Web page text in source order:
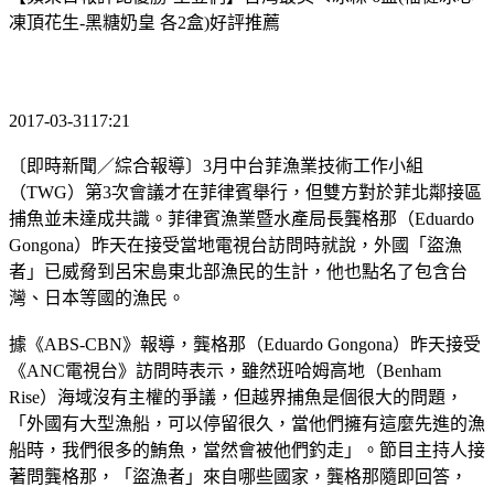
凍頂花生-黑糖奶皇 各2盒)好評推薦
2017-03-3117:21
〔即時新聞／綜合報導〕3月中台菲漁業技術工作小組
（TWG）第3次會議才在菲律賓舉行，但雙方對於菲北鄰接區
捕魚並未達成共識。菲律賓漁業暨水產局長龔格那（Eduardo
Gongona）昨天在接受當地電視台訪問時就說，外國「盜漁
者」已威脅到呂宋島東北部漁民的生計，他也點名了包含台
灣、日本等國的漁民。
據《ABS-CBN》報導，龔格那（Eduardo Gongona）昨天接受
《ANC電視台》訪問時表示，雖然班哈姆高地（Benham
Rise）海域沒有主權的爭議，但越界捕魚是個很大的問題，
「外國有大型漁船，可以停留很久，當他們擁有這麼先進的漁
船時，我們很多的鮪魚，當然會被他們釣走」。節目主持人接
著問龔格那，「盜漁者」來自哪些國家，龔格那隨即回答，